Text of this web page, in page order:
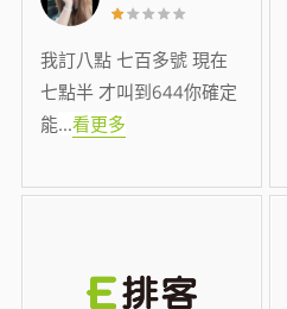
我訂八點 七百多號 現在
七點半 才叫到644你確定
能...看更多